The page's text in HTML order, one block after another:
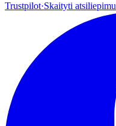
Trustpilot·Skaityti